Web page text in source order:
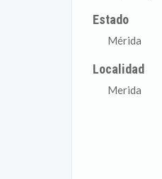
Estado
Mérida
Localidad
Merida